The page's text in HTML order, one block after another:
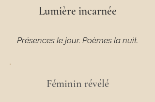
Lumière incarnée
Présences le jour. Poèmes la nuit.
Féminin révélé